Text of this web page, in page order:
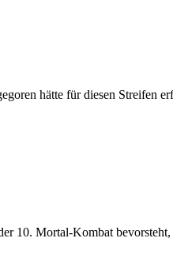
hätte für diesen Streifen
10. Mortal-Kombat